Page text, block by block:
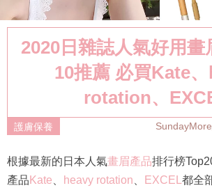
2020日雜誌人氣好用畫
10推薦 必買Kate
rotation、
護膚保養
根據最新的日本人氣畫眉產品排行榜
產品 Kate heavy rotation EXCEL 都全